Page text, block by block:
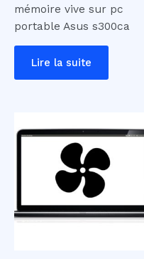
mémoire vive sur pc
portable Asus s300ca
Lire la suite